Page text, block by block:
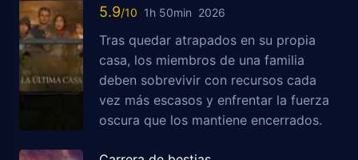
5.9 1h 50min 2026
Tras quedar atrapados en su propia
casa, los miembros de una familia
deben sobrevivir con recursos cada
vez más escasos y enfrentar la fuerza
oscura que los mantiene encerrados.